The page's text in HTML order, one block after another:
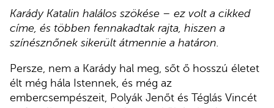
Karády Katalin halálos szökése – ez volt a cikked
címe, és többen fennakadtak rajta, hiszen a
színésznőnek sikerült átmennie a határon.
Persze, nem a Karády hal meg, sőt ő hosszú életet
élt még hála Istennek, és még az
embercsempészeit, Polyák Jenőt és Téglás Vincét